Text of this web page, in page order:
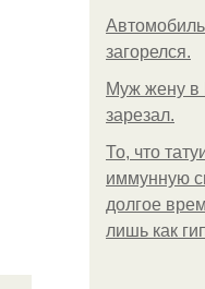
загорелся.
Mуж жену в
зарезал.
То, что
иммунную
долгое
лишь как